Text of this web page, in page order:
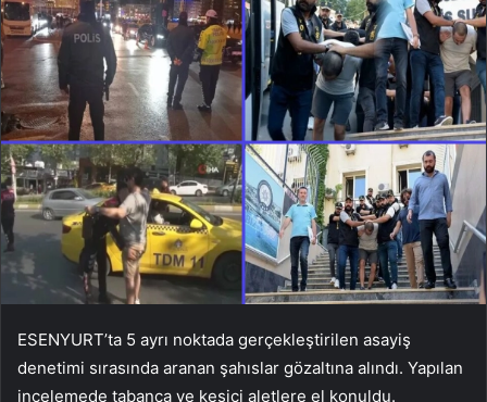
ESENYURT’ta 5 ayrı noktada gerçekleştirilen asayiş
denetimi sırasında aranan şahıslar gözaltına alındı. Yapılan
incelemede tabanca ve kesici aletlere el konuldu.